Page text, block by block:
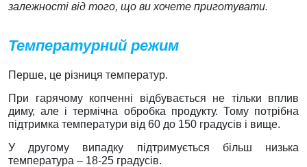
залежності від того, що ви хочете приготувати.
Температурний режим
Перше, це різниця температур.
При гарячому копченні відбувається не тільки вплив
диму, але і термічна обробка продукту. Тому потрібна
підтримка температури від 60 до 150 градусів і вище.
У другому випадку підтримується більш низька
температура – 18-25 градусів.